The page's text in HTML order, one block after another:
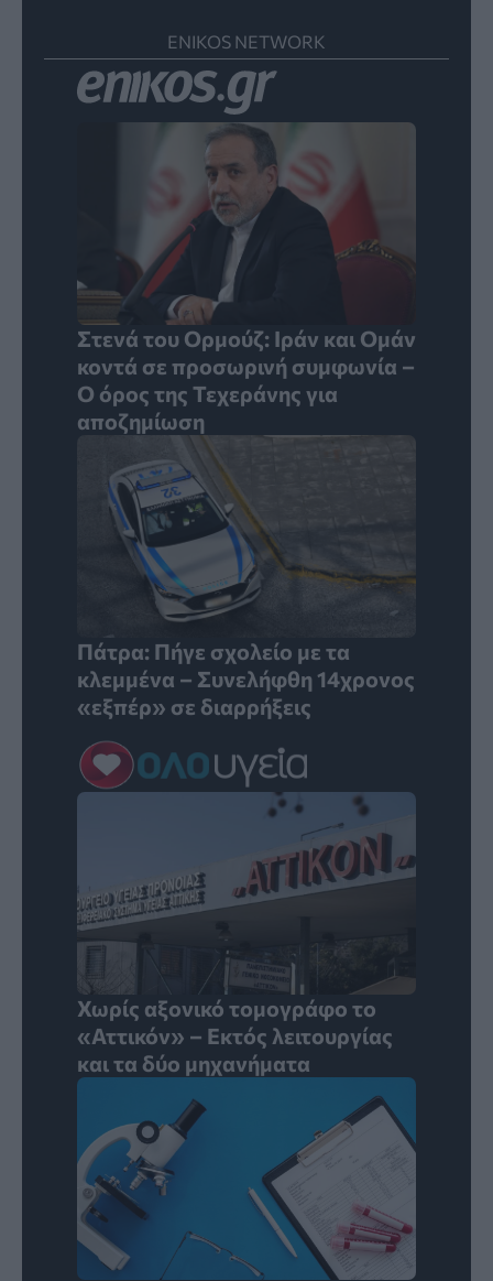
ENIKOS NETWORK
Στενά του Ορμούζ: Ιράν και Ομάν
κοντά σε προσωρινή συμφωνία –
Ο όρος της Τεχεράνης για
αποζημίωση
Πάτρα: Πήγε σχολείο με τα
κλεμμένα – Συνελήφθη 14χρονος
«εξπέρ» σε διαρρήξεις
Χωρίς αξονικό τομογράφο το
«Αττικόν» – Εκτός λειτουργίας
και τα δύο μηχανήματα